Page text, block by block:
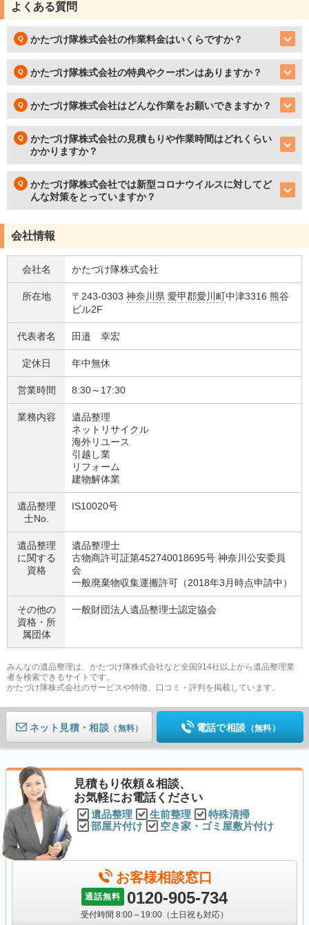
よくある質問
かたづけ隊株式会社の作業料金はいくらですか？
かたづけ隊株式会社の特典やクーポンはありますか？
かたづけ隊株式会社はどんな作業をお願いできますか？
かたづけ隊株式会社の見積もりや作業時間はどれくらい
かかりますか？
かたづけ隊株式会社では新型コロナウイルスに対してど
んな対策をとっていますか？
会社情報
会社名 かたづけ隊株式会社
所在地 〒243-0303 神奈川県 愛甲郡愛川町中津3316 熊谷
ビル2F
代表者名 田邉 幸宏
定休日 年中無休
営業時間 8:30～17:30
業務内容
遺品整理
ネットリサイクル
海外リユース
引越し業
リフォーム
建物解体業
遺品整理
士No.
IS10020号
遺品整理
に関する
資格
遺品整理士
古物商許可証第452740018695号 神奈川公安委員
会
一般廃棄物収集運搬許可（2018年3月時点申請中）
その他の
資格・ 所
属団体
一般財団法人遺品整理士認定協会
みんなの遺品整理は、かたづけ隊株式会社など全国914社以上から遺品整理業
者を検索できるサイトです。
かたづけ隊株式会社のサービスや特徴、口コミ・評判を掲載しています。
ネット見積 （無料） 電話で相談 （無料）
見積もり依頼＆相談、
お気軽にお電話ください
遺品整理 生前整理
特殊清掃
部屋片付け
空き家・ゴミ屋敷片付け
お客様相談窓口
通話無料 0120-905-734
受付時間 8:00～19:00（土日祝も対応）